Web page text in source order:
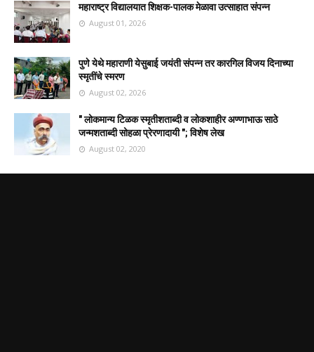
महाराष्ट्र विद्यालयात शिक्षक-पालक मेळावा उत्साहात संपन्न
August 01, 2026
पुणे येथे महाराणी येसुबाई जयंती संपन्न तर कारगिल विजय दिनाच्या
स्मृतींचे स्मरण
August 02, 2026
" लोकमान्य टिळक स्मृतीशताब्दी व लोकशाहीर अण्णाभाऊ साठे
जन्मशताब्दी सोहळा प्रेरणादायी "; विशेष लेख
August 02, 2020